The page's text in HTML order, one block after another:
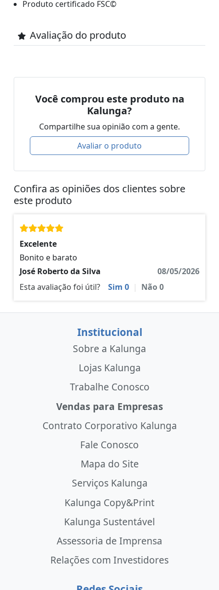
Produto certificado FSC©
Avaliação do produto
Você comprou este produto na
Kalunga?
Compartilhe sua opinião com a gente.
Avaliar o produto
Confira as opiniões dos clientes sobre
este produto
Excelente
Bonito e barato
José Roberto da Silva
08/05/2026
Esta avaliação foi útil?
Sim 0 | Não0
Institucional
Sobre a Kalunga
Lojas Kalunga
Trabalhe Conosco
Vendas para Empresas
Contrato Corporativo Kalunga
Fale Conosco
Mapa do Site
Serviços Kalunga
Kalunga Copy&Print
Kalunga Sustentável
Assessoria de Imprensa
Relações com Investidores